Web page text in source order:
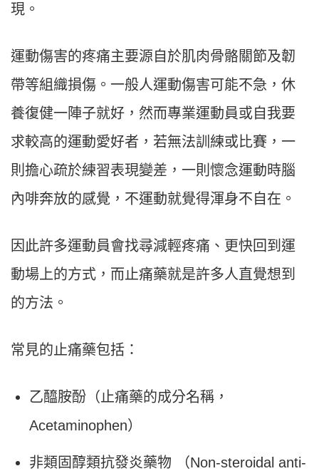
現。
運動傷害的疼痛主要源自於肌肉骨骼關節及韌
帶等組織損傷。一般人運動傷害可能不急，休
養復健一陣子就好，然而專業運動員或自我要
求較高的運動愛好者，若無法訓練或比賽，一
則擔心疏於練習表現變差，一則懷念運動時腦
內啡奔放的感覺，不運動就覺得渾身不自在。
因此許多運動員會找尋減輕疼痛、更快回到運
動場上的方式，而止痛藥就是許多人直覺想到
的方法。
常見的止痛藥包括：
乙醯胺酚（止痛藥的成分名稱，
Acetaminophen）
非類固醇類抗發炎藥物 （Non-steroidal anti-